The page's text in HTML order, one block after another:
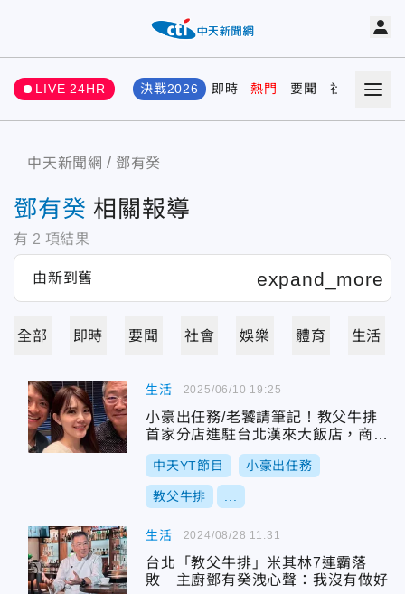
LIVE 24HR 決戰2026 即時 熱門 要聞 社會 娛樂
中天新聞網 鄧有癸
鄧有癸 相關報導
有 2 項結果
全部 即時 要聞 社會 娛樂 體育 生活
生活
小豪出任務/老饕請筆記！教父牛排
首家分店進駐台北漢來大飯店，商午
只要1480元!
中天YT節目 小豪出任務
教父牛排
2025/06/10 19:25
生活
台北「教父牛排」米其林7連霸落
敗 主廚鄧有癸洩心聲：我沒有做好
2024/08/28 11:31